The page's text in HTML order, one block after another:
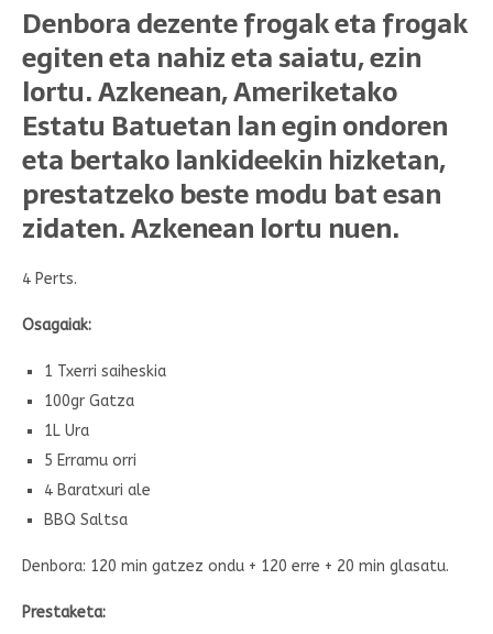
Denbora dezente frogak eta frogak
egiten eta nahiz eta saiatu, ezin
lortu. Azkenean, Ameriketako
Estatu Batuetan lan egin ondoren
eta bertako lankideekin hizketan,
prestatzeko beste modu bat esan
zidaten. Azkenean lortu nuen.
4 Perts.
Osagaiak:
1 Txerri saiheskia
100gr Gatza
1L Ura
5 Erramu orri
4 Baratxuri ale
BBQ Saltsa
Denbora: 120 min gatzez ondu + 120 erre + 20 min glasatu.
Prestaketa: